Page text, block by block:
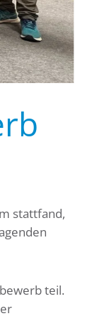
stattfand,
teil.